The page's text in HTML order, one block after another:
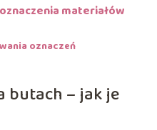
materiałów
oznaczeń
butach – jak je